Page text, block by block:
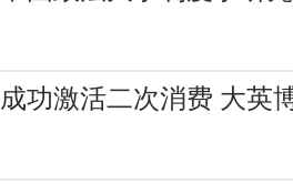
成功激活二次消费 大英